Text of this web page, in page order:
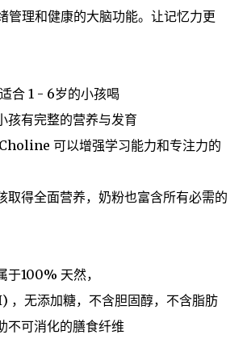
管理和健康的大脑功能。让记忆力更
合 1 - 6岁的小孩喝
孩有完整的营养与发育
可以增强学习能力和专注力的
取得全面营养，奶粉也富含所有必需的
于100% 天然，
，无添加糖，不含胆固醇，不含脂肪
不可消化的膳食纤维